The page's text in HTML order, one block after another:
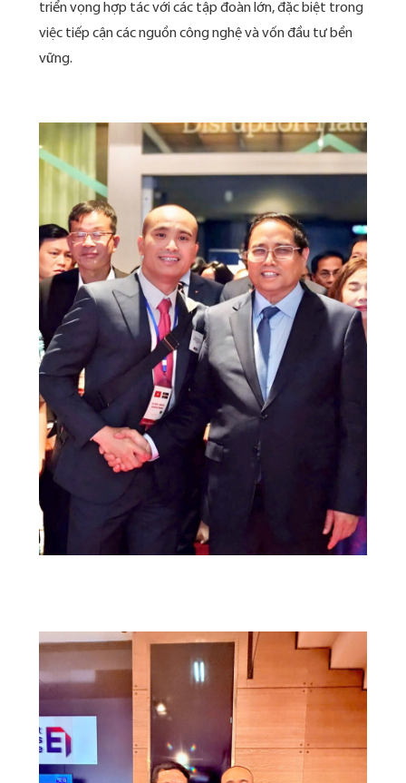
triển vọng hợp tác với các tập đoàn lớn, đặc biệt trong
việc tiếp cận các nguồn công nghệ và vốn đầu tư bền
vững.